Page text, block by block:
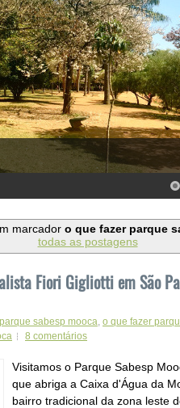
marcadoro que fazer parque
todas as postagens
Fiori Gigliotti em São
sabesp mooca o que fazer
8 comentários
Visitamos o Parque Sabesp
que abriga a Caixa d'Água da
bairro tradicional da zona leste